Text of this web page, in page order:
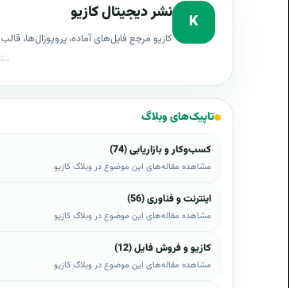
K نشر دیجیتال کازیو
کازیو مرجع فایل‌های آماده، پروپوزال‌ها،
تاپیک‌های وبلاگ
کسب‌وکار و بازاریابی (74)
مشاهده مقاله‌های این موضوع در وبلاگ کازیو
اینترنت و فناوری (56)
مشاهده مقاله‌های این موضوع در وبلاگ کازیو
کازیو و فروش فایل (12)
مشاهده مقاله‌های این موضوع در وبلاگ کازیو